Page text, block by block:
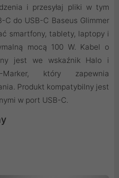
i przesyłaj pliki w tym
C do USB-C Baseus Glimmer
smartfony, tablety, laptopy i
mocą 100 W. Kabel o
jest we wskaźnik Halo i
który zapewnia
Produkt kompatybilny jest
w port USB-C.